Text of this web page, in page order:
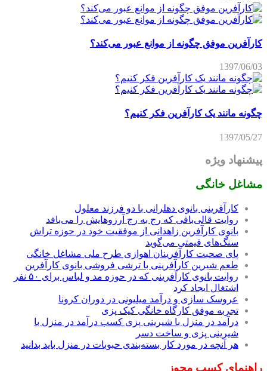
کارآفرین موفق چگونه از موانع عبور می‌کند؟
1397/06/03
چگونه مانند یک کارآفرین فکر کنیم؟
1397/05/27
پیشنهاد ویژه
مشاغل خانگی
کارآفرینی بانوی دهلرانی با دو فرزند معلول
روایت قالی‌بافی که رج به رج آرزوهایش را می‌بافد
بانوی کارآفرین زاهدانی از موفقیت خود در حوزه تراش
سنگ‌های قیمتی می‌گوید
پای صحبت کارآفرینان اهوازی طرح ملی مشاغل خانگی
طعم شیرین کارآفرینی با ترشی فروشی بانوی کارآفرین
روایت بانوی کارآفرینی که در حوزه مد و لباس برای ۵۰ نفر
اشتغال ایجاد کرد
عروسک سازی و درآمد میلیونی در دوران کرونا
تجربه موفق کارگاه خانگی کیک پزی
درآمد در منزل با شیرینی پزی کسب درآمد در منزل با
شیرینی پزی و ساخت دسر
هر آنچه در مورد کار بسته‌بندی حبوبات در منزل باید بدانید
راهنمای کسب مجوز